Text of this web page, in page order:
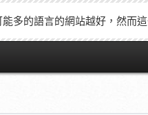
多的語言的網站越好，然而